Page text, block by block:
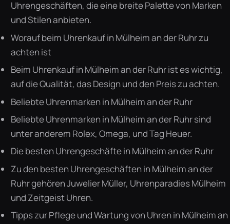
Uhrengeschäften, die eine breite Palette von Marken
und Stilen anbieten.
Worauf beim Uhrenkauf in Mülheim an der Ruhr zu
achten ist
Beim Uhrenkauf in Mülheim an der Ruhr ist es wichtig,
auf die Qualität, das Design und den Preis zu achten.
Beliebte Uhrenmarken in Mülheim an der Ruhr
Beliebte Uhrenmarken in Mülheim an der Ruhr sind
unter anderem Rolex, Omega, und Tag Heuer.
Die besten Uhrengeschäfte in Mülheim an der Ruhr
Zu den besten Uhrengeschäften in Mülheim an der
Ruhr gehören Juwelier Müller, Uhrenparadies Mülheim
und Zeitgeist Uhren.
Tipps zur Pflege und Wartung von Uhren in Mülheim an